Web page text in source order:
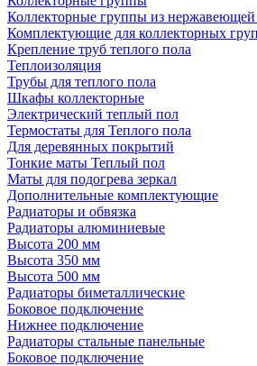
Коллекторные группы из нержавеющей
Комплектующие для коллекторных
Крепление труб теплого пола
Теплоизоляция
Трубы для теплого пола
Шкафы коллекторные
Электрический теплый пол
Термостаты для Теплого пола
Для деревянных покрытий
Тонкие маты Теплый пол
Маты для подогрева зеркал
Дополнительные комплектующие
Радиаторы и обвязка
Радиаторы алюминиевые
Высота 200 мм
Высота 350 мм
Высота 500 мм
Радиаторы биметаллические
Боковое подключение
Нижнее подключение
Радиаторы стальные панельные
Боковое подключение